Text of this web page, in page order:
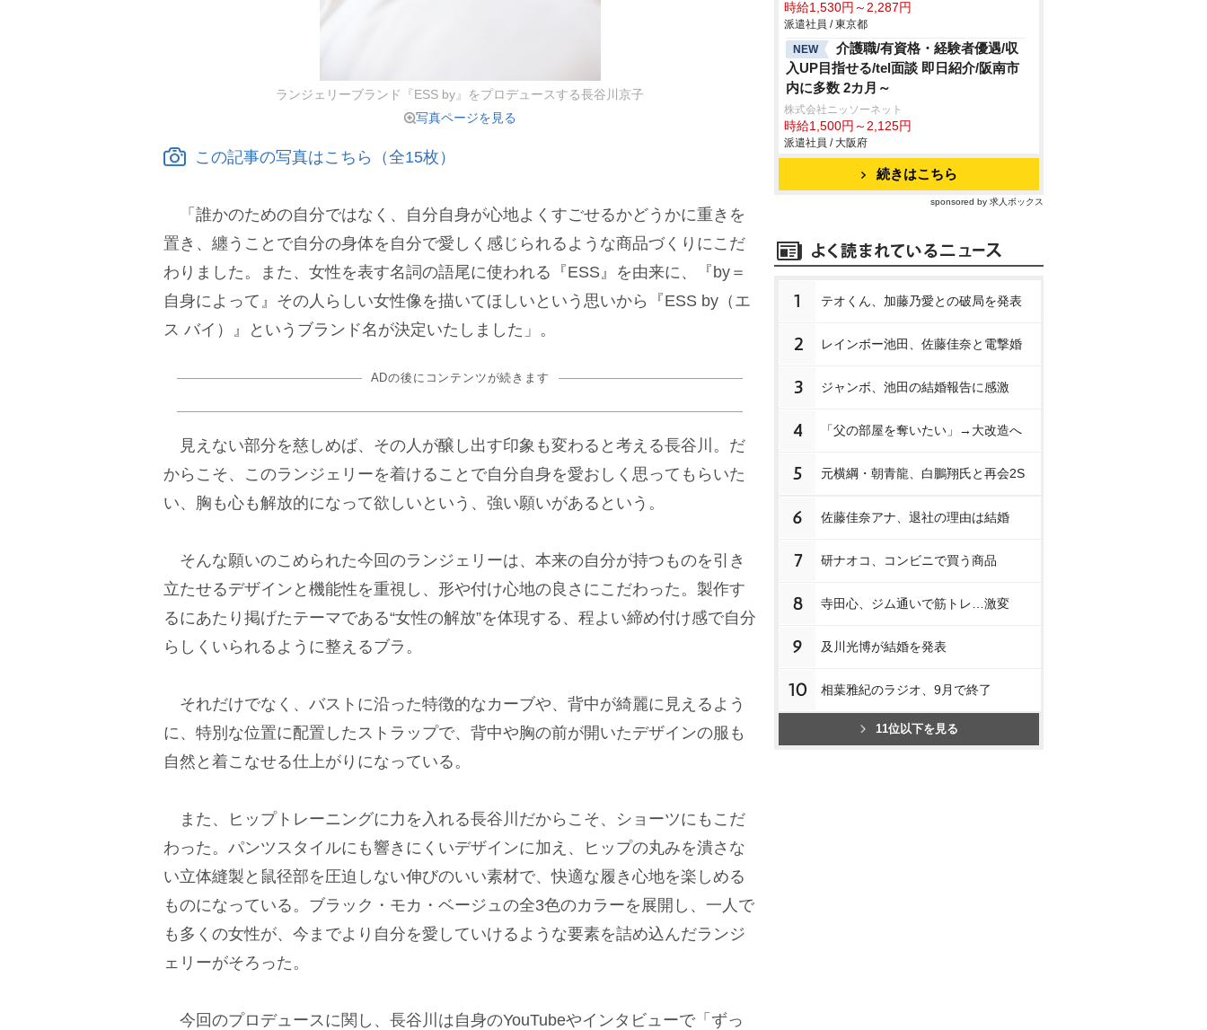
ランジェリーブランド『ESS by』をプロデュースする長谷川京子
写真ページを見る
この記事の写真はこちら（全15枚）
「誰かのための自分ではなく、自分自身が心地よくすごせるかどうかに重きを
置き、纏うことで自分の身体を自分で愛しく感じられるような商品づくりにこだ
わりました。また、女性を表す名詞の語尾に使われる『ESS』を由来に、『by＝
自身によって』その人らしい女性像を描いてほしいという思いから『ESS by（エ
ス バイ）』というブランド名が決定いたしました」。
ADの後にコンテンツが続きます
見えない部分を慈しめば、その人が醸し出す印象も変わると考える長谷川。だ
からこそ、このランジェリーを着けることで自分自身を愛おしく思ってもらいた
い、胸も心も解放的になって欲しいという、強い願いがあるという。
そんな願いのこめられた今回のランジェリーは、本来の自分が持つものを引き
立たせるデザインと機能性を重視し、形や付け心地の良さにこだわった。製作す
るにあたり掲げたテーマである“女性の解放”を体現する、程よい締め付け感で自分
らしくいられるように整えるブラ。
それだけでなく、バストに沿った特徴的なカーブや、背中が綺麗に見えるよう
に、特別な位置に配置したストラップで、背中や胸の前が開いたデザインの服も
自然と着こなせる仕上がりになっている。
また、ヒップトレーニングに力を入れる長谷川だからこそ、ショーツにもこだ
わった。パンツスタイルにも響きにくいデザインに加え、ヒップの丸みを潰さな
い立体縫製と鼠径部を圧迫しない伸びのいい素材で、快適な履き心地を楽しめる
ものになっている。ブラック・モカ・ベージュの全3色のカラーを展開し、一人で
も多くの女性が、今までより自分を愛していけるような要素を詰め込んだランジ
ェリーがそろった。
今回のプロデュースに関し、長谷川は自身のYouTubeやインタビューで「ずっ
時給1,530円～2,287円
派遣社員 / 東京都
NEW
介護職/有資格・経験者優遇/収
入UP目指せる/tel面談 即日紹介/阪南市
内に多数 2カ月～
株式会社ニッソーネット
時給1,500円～2,125円
派遣社員 / 大阪府
続きはこちら
sponsored by 求人ボックス
1 テオくん、加藤乃愛との破局を発表
2 レインボー池田、佐藤佳奈と電撃婚
3 ジャンボ、池田の結婚報告に感激
4 「父の部屋を奪いたい」→大改造へ
5 元横綱・朝青龍、白鵬翔氏と再会2S
6 佐藤佳奈アナ、退社の理由は結婚
7 研ナオコ、コンビニで買う商品
8 寺田心、ジム通いで筋トレ…激変
9 及川光博が結婚を発表
10 相葉雅紀のラジオ、9月で終了
11位以下を見る